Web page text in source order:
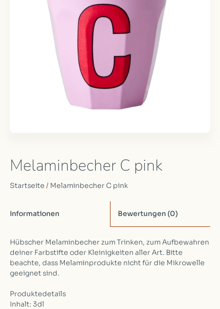
Melaminbecher C pink
Startseite / Melaminbecher C pink
Informationen Bewertungen (0)
Hübscher Melaminbecher zum Trinken, zum Aufbewahren
deiner Farbstifte oder Kleinigkeiten aller Art. Bitte
beachte, dass Melaminprodukte nicht für die Mikrowelle
geeignet sind.
Produktedetails
Inhalt: 3dl